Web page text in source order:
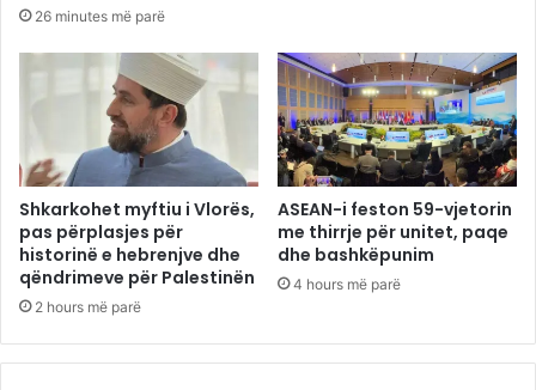
26 minutes më parë
Shkarkohet myftiu i Vlorës,
pas përplasjes për
historinë e hebrenjve dhe
qëndrimeve për Palestinën
2 hours më parë
ASEAN-i feston 59-vjetorin
me thirrje për unitet, paqe
dhe bashkëpunim
4 hours më parë